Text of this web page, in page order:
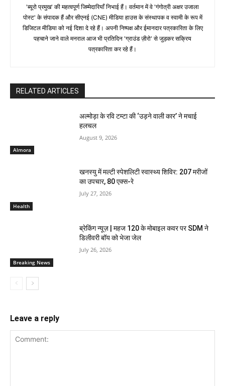
'ब्यूरो प्रमुख' की महत्वपूर्ण जिम्मेदारियाँ निभाई हैं। वर्तमान में वे 'गंगोत्री अक्षर उजाला
पोस्ट' के संपादक हैं और सीएनई (CNE) मीडिया हाउस के संस्थापक व स्वामी के रूप में
डिजिटल मीडिया को नई दिशा दे रहे हैं। अपनी निष्पक्ष और ईमानदार पत्रकारिता के लिए
पहचाने जाने वाले मनराल आज भी प्रतिदिन 'ग्राउंड ज़ीरो' से जुड़कर सक्रिय
पत्रकारिता कर रहे हैं।
RELATED ARTICLES
Almora
अल्मोड़ा के रवि टम्टा की ‘उड़ने वाली कार’ ने मचाई
हलचल
August 9, 2026
Health
खनस्यु में मल्टी स्पेशलिटी स्वास्थ्य शिविर: 207 मरीजों
का उपचार, 80 एक्स-रे
July 27, 2026
Breaking News
ब्रेकिंग न्यूज़ | महज 120 के मोबाइल कवर पर SDM ने
डिलीवरी बॉय को भेजा जेल
July 26, 2026
Leave a reply